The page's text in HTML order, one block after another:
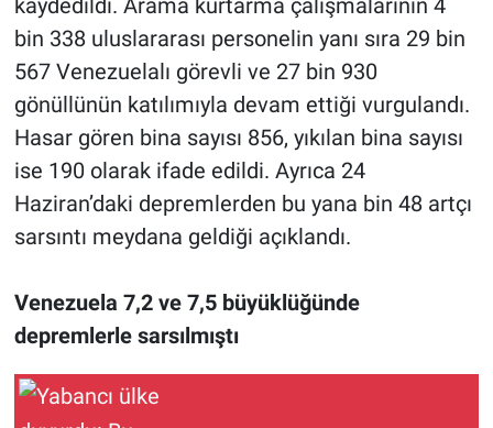
kaydedildi. Arama kurtarma çalışmalarının 4
bin 338 uluslararası personelin yanı sıra 29 bin
567 Venezuelalı görevli ve 27 bin 930
gönüllünün katılımıyla devam ettiği vurgulandı.
Hasar gören bina sayısı 856, yıkılan bina sayısı
ise 190 olarak ifade edildi. Ayrıca 24
Haziran’daki depremlerden bu yana bin 48 artçı
sarsıntı meydana geldiği açıklandı.
Venezuela 7,2 ve 7,5 büyüklüğünde
depremlerle sarsılmıştı